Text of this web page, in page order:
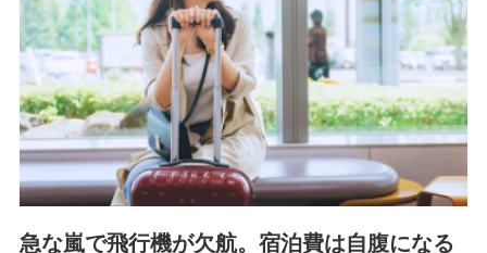
急な嵐で飛行機が欠航。宿泊費は自腹になる